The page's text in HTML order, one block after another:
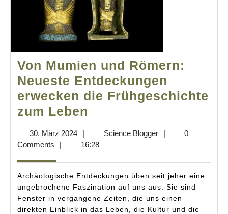
Von Mumien und Römern:
Neueste Entdeckungen
erwecken die Frühgeschichte
zum Leben
und
Neueste
Entdeckungen
erwecken
30. März 202430.
März
| Science BloggerScience
|
0
Comments
| 16:28
Archäologische Entdeckungen üben seit jeher eine
ungebrochene Faszination auf uns aus. Sie sind
Fenster in vergangene Zeiten, die uns einen
direkten Einblick in das Leben, die Kultur und die